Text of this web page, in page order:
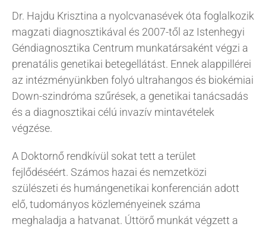
KAPCSOLAT
BLOG
Dr. Hajdu Krisztina a nyolcvanasévek óta foglalkozik
magzati diagnosztikával és 2007-től az Istenhegyi
Géndiagnosztika Centrum munkatársaként végzi a
prenatális genetikai betegellátást. Ennek alappillérei
az intézményünkben folyó ultrahangos és biokémiai
Down-szindróma szűrések, a genetikai tanácsadás
és a diagnosztikai célú invazív mintavételek
végzése.
A Doktornő rendkívül sokat tett a terület
fejlődéséért. Számos hazai és nemzetközi
szülészeti és humángenetikai konferencián adott
elő, tudományos közleményeinek száma
meghaladja a hatvanat. Úttörő munkát végzett a